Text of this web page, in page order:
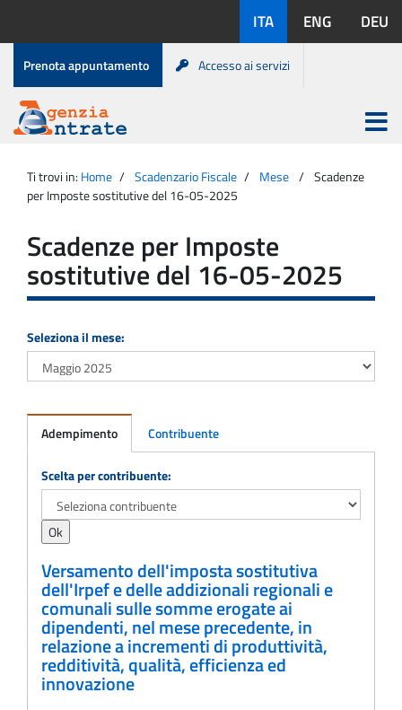
contenuto
disponibili:
ITA ENG DEU
Menu
di
servizio
Prenota appuntamento Accesso ai servizi
Agenzia
Entrate
Apri
menu
principale
Ti trovi in: Home Scadenzario Fiscale Mese
Scadenze
per Imposte sostitutive del 16-05-2025
Scadenze per Imposte
sostitutive del 16-05-2025
Seleziona il mese:
Adempimento Contribuente
Adempimento
Scelta per contribuente:
Versamento dell'imposta sostitutiva
dell'Irpef e delle addizionali regionali e
comunali sulle somme erogate ai
dipendenti, nel mese precedente, in
relazione a incrementi di produttività,
redditività, qualità, efficienza ed
innovazione